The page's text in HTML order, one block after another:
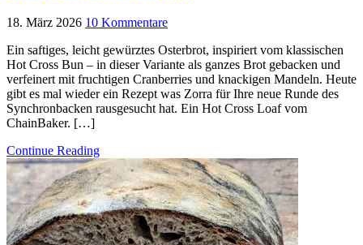
18. März 2026 10 Kommentare
Ein saftiges, leicht gewürztes Osterbrot, inspiriert vom klassischen
Hot Cross Bun – in dieser Variante als ganzes Brot gebacken und
verfeinert mit fruchtigen Cranberries und knackigen Mandeln. Heute
gibt es mal wieder ein Rezept was Zorra für Ihre neue Runde des
Synchronbacken rausgesucht hat. Ein Hot Cross Loaf vom
ChainBaker. […]
Continue Reading